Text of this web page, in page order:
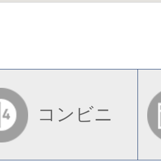
コンビニ